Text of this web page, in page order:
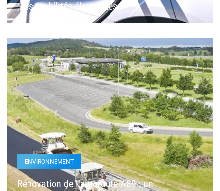
: les mobilités électriques
ENVIRONNEMENT
Rénovation de l’autoroute A89 : un